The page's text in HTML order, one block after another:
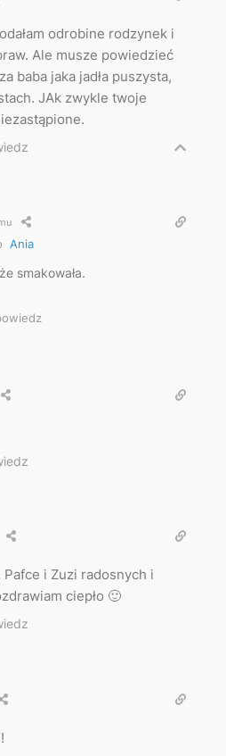
odrobine rodzynek i
Ale musze powiedzieć
baba jaka jadła puszysta,
JAk zwykle twoje
Ania
smakowała.
i Zuzi radosnych i
ciepło 🙂